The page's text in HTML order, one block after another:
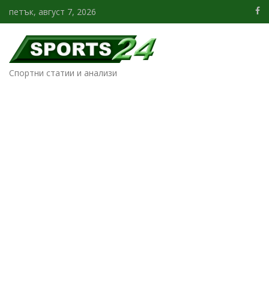
петък, август 7, 2026
Спортни статии и анализи